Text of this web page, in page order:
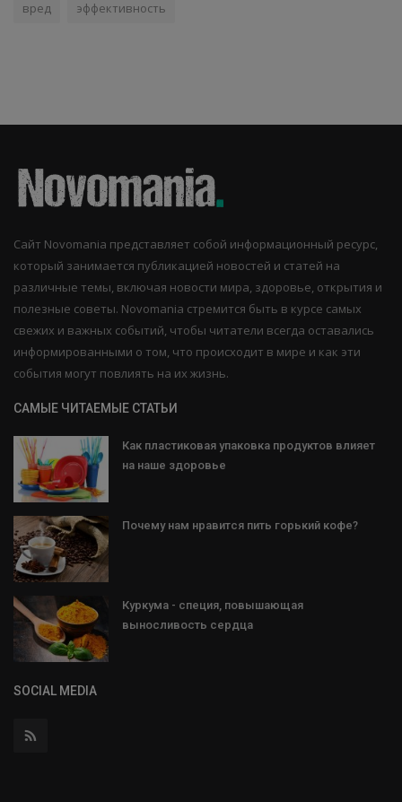
вред эффективность
Сайт Novomania представляет собой информационный ресурс,
который занимается публикацией новостей и статей на
различные темы, включая новости мира, здоровье, открытия и
полезные советы. Novomania стремится быть в курсе самых
свежих и важных событий, чтобы читатели всегда оставались
информированными о том, что происходит в мире и как эти
события могут повлиять на их жизнь.
САМЫЕ ЧИТАЕМЫЕ СТАТЬИ
Как пластиковая упаковка продуктов влияет
на наше здоровье
Почему нам нравится пить горький кофе?
Куркума - специя, повышающая
выносливость сердца
SOCIAL MEDIA